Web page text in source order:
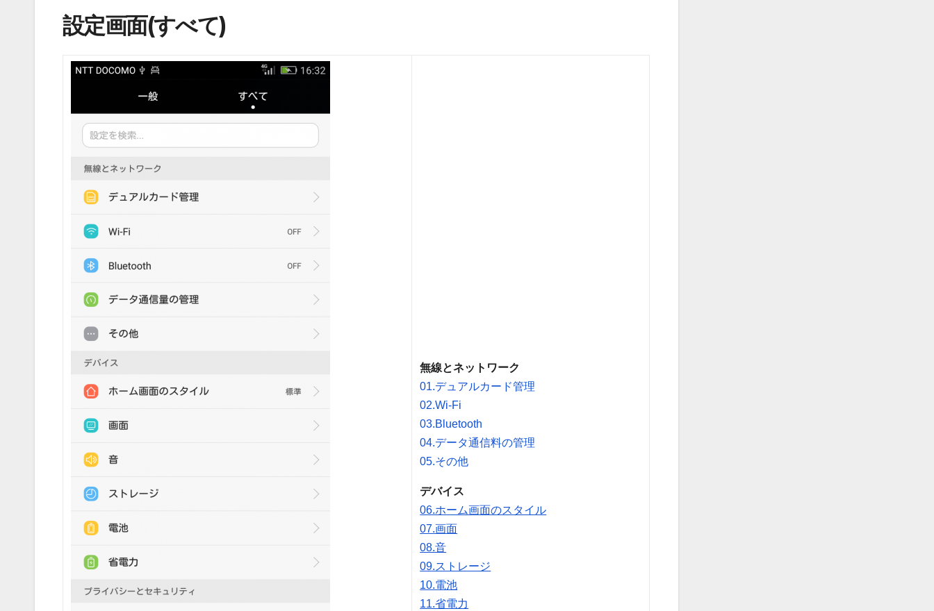
設定画面(すべて)
無線とネットワーク
01.デュアルカード管理
02.Wi-Fi
03.Bluetooth
04.データ通信料の管理
05.その他
デバイス
06.ホーム画面のスタイル
07.画面
08.音
09.ストレージ
10.電池
11.省電力